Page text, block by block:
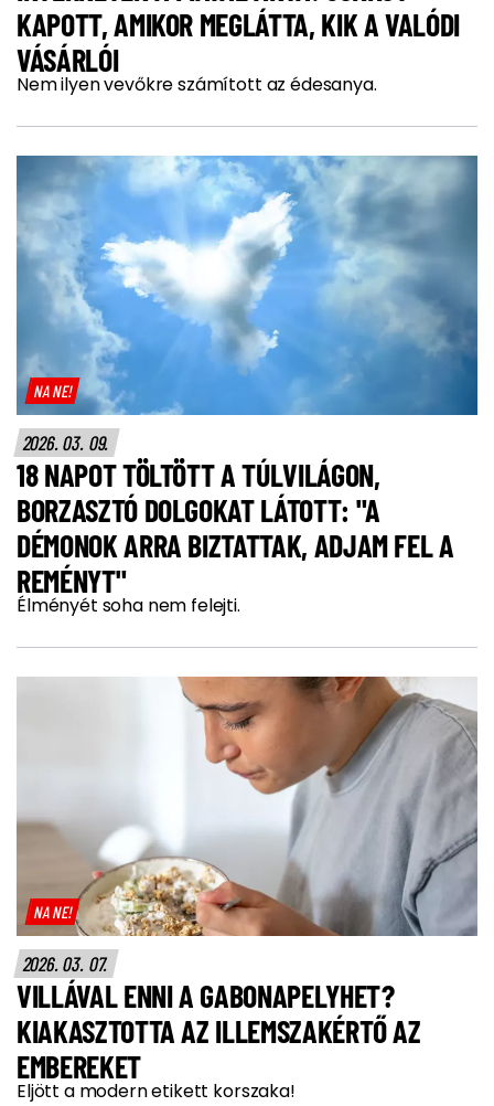
KAPOTT, AMIKOR MEGLÁTTA, KIK A VALÓDI
VÁSÁRLÓI
Nem ilyen vevőkre számított az édesanya.
NA NE!
2026. 03. 09.
18 NAPOT TÖLTÖTT A TÚLVILÁGON,
BORZASZTÓ DOLGOKAT LÁTOTT: "A
DÉMONOK ARRA BIZTATTAK, ADJAM FEL A
REMÉNYT"
Élményét soha nem felejti.
NA NE!
2026. 03. 07.
VILLÁVAL ENNI A GABONAPELYHET?
KIAKASZTOTTA AZ ILLEMSZAKÉRTŐ AZ
EMBEREKET
Eljött a modern etikett korszaka!